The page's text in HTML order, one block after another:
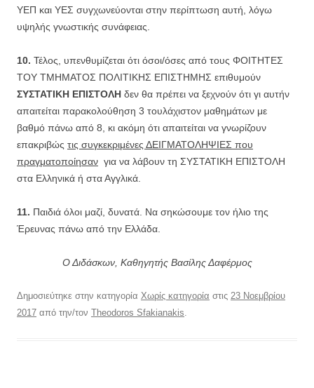
ΥΕΠ και ΥΕΣ συγχωνεύονται στην περίπτωση αυτή, λόγω
υψηλής γνωστικής συνάφειας.
10. Τέλος, υπενθυμίζεται ότι όσοι/όσες από τους ΦΟΙΤΗΤΕΣ
ΤΟΥ ΤΜΗΜΑΤΟΣ ΠΟΛΙΤΙΚΗΣ ΕΠΙΣΤΗΜΗΣ επιθυμούν
ΣΥΣΤΑΤΙΚΗ ΕΠΙΣΤΟΛΗ δεν θα πρέπει να ξεχνούν ότι γι αυτήν
απαιτείται παρακολούθηση 3 τουλάχιστον μαθημάτων με
βαθμό πάνω από 8, κι ακόμη ότι απαιτείται να γνωρίζουν
επακριβώς τις συγκεκριμένες ΔΕΙΓΜΑΤΟΛΗΨΙΕΣ που
πραγματοποίησαν για να λάβουν τη ΣΥΣΤΑΤΙΚΗ ΕΠΙΣΤΟΛΗ
στα Ελληνικά ή στα Αγγλικά.
11. Παιδιά όλοι μαζί, δυνατά. Να σηκώσουμε τον ήλιο της
Έρευνας πάνω από την Ελλάδα.
Ο Διδάσκων, Καθηγητής Βασίλης Δαφέρμος
Δημοσιεύτηκε στην κατηγορία Χωρίς κατηγορία στις 23 Νοεμβρίου
2017 από την/τον Theodoros Sfakianakis.